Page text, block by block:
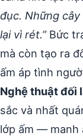
đục. Những
lại vì rét.”Bức
mà còn tạo ra
ấm áp tình
Nghệ thuật đối
sắc và nhất
lớp ấm — manh